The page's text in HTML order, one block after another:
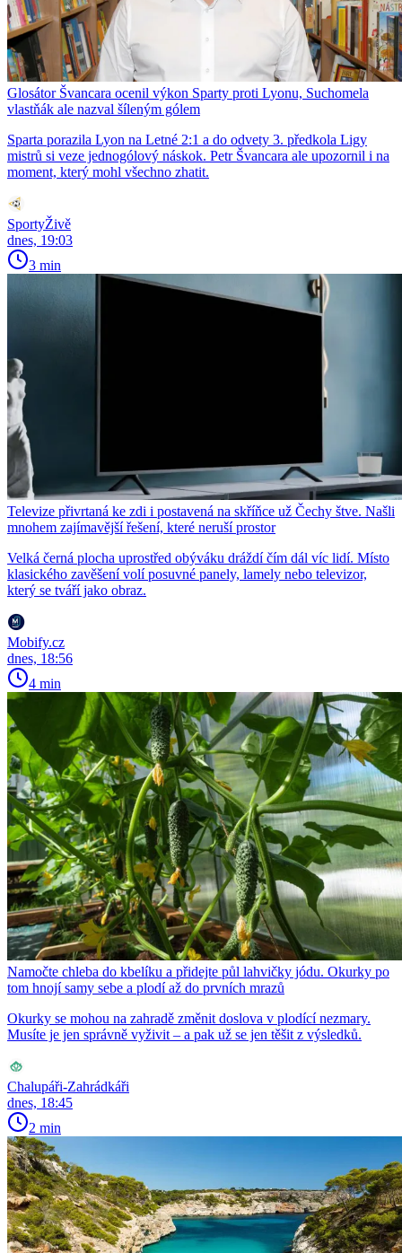
Glosátor Švancara ocenil výkon Sparty proti Lyonu, Suchomela
vlastňák ale nazval šíleným gólem
Sparta porazila Lyon na Letné 2:1 a do odvety 3. předkola Ligy
mistrů si veze jednogólový náskok. Petr Švancara ale upozornil i na
moment, který mohl všechno zhatit.
SportyŽivě
dnes, 19:03
3 min
Televize přivrtaná ke zdi i postavená na skříňce už Čechy štve. Našli
mnohem zajímavější řešení, které neruší prostor
Velká černá plocha uprostřed obýváku dráždí čím dál víc lidí. Místo
klasického zavěšení volí posuvné panely, lamely nebo televizor,
který se tváří jako obraz.
Mobify.cz
dnes, 18:56
4 min
Namočte chleba do kbelíku a přidejte půl lahvičky jódu. Okurky po
tom hnojí samy sebe a plodí až do prvních mrazů
Okurky se mohou na zahradě změnit doslova v plodící nezmary.
Musíte je jen správně vyživit – a pak už se jen těšit z výsledků.
Chalupáři-Zahrádkáři
dnes, 18:45
2 min